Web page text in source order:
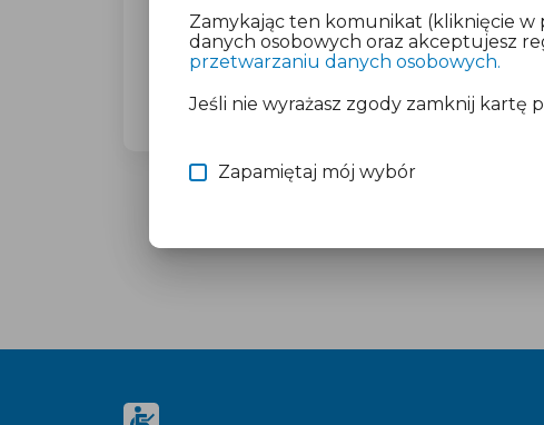
Nie martw się o płatność, jeśli masz już
Więcej informacji znajdziesz w
Zamykając ten komunikat (kliknięcie w
danych osobowych oraz akceptujesz
przetwarzaniu danych osobowych.
Jeśli nie wyrażasz zgody zamknij kartę
Zapamiętaj mój wybór